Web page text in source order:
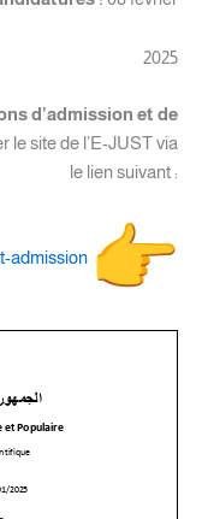
2025
d’admission et de
le site de l’E-JUST via
le lien suivant :
admission